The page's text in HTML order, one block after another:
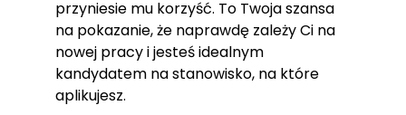
Mirosława Wieczorek
przyniesie mu korzyść. To Twoja szansa
na pokazanie, że naprawdę zależy Ci na
nowej pracy i jesteś idealnym
kandydatem na stanowisko, na które
aplikujesz.